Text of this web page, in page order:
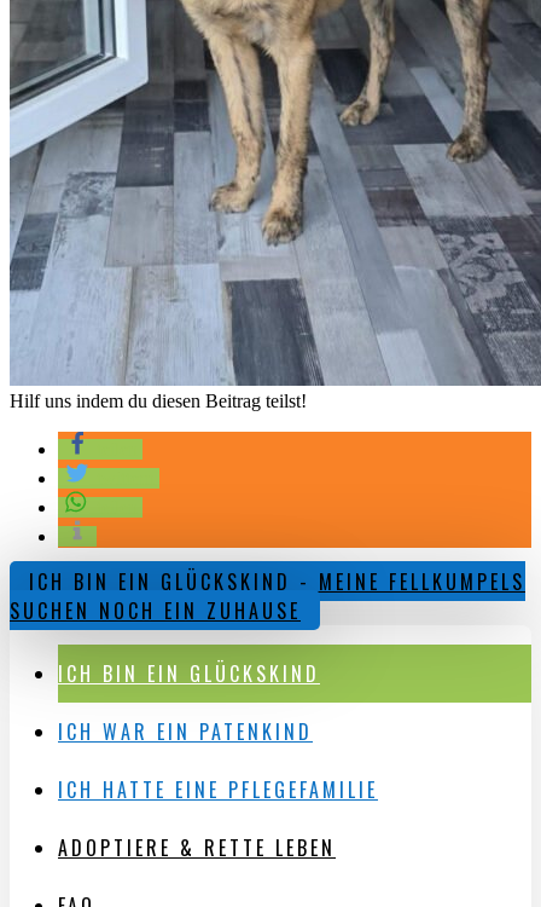
Hilf uns indem du diesen Beitrag teilst!
ICH BIN EIN GLÜCKSKIND - MEINE FELLKUMPELS
SUCHEN NOCH EIN ZUHAUSE
ICH BIN EIN GLÜCKSKIND
ICH WAR EIN PATENKIND
ICH HATTE EINE PFLEGEFAMILIE
ADOPTIERE & RETTE LEBEN